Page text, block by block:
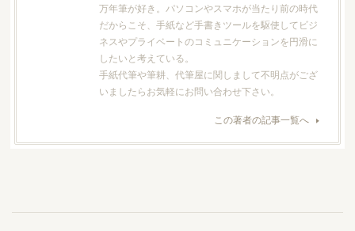
万年筆が好き。パソコンやスマホが当たり前の時代
だからこそ、手紙など手書きツールを駆使してビジ
ネスやプライベートのコミュニケーションを円滑に
したいと考えている。
手紙代筆や筆耕、代筆屋に関しまして不明点がござ
いましたらお気軽にお問い合わせ下さい。
この著者の記事一覧へ